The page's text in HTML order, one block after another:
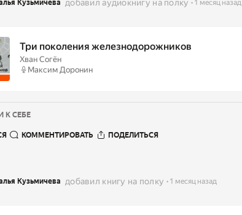
Кузьмичева добавил аудиокнигу на полку 1 месяц назад
Три поколения железнодорожников
Хван Согён
Максим Доронин
К СЕБЕ
КОММЕНТИРОВАТЬ ПОДЕЛИТЬСЯ
Кузьмичева добавил книгу на полку 1 месяц назад